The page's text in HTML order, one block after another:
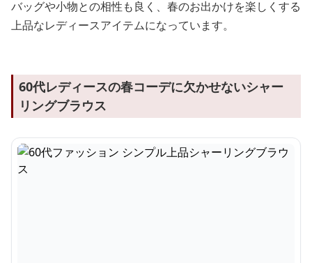
バッグや小物との相性も良く、春のお出かけを楽しくする
上品なレディースアイテムになっています。
60代レディースの春コーデに欠かせないシャー
リングブラウス